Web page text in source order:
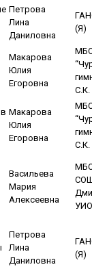
Петрова
Лина
Даниловна
(Я)
Макарова
Юлия
Егоровна
С.К.
Макарова
Юлия
Егоровна
С.К.
Васильева
Мария
Алексеевна
Петрова
Лина
Даниловна
(Я)